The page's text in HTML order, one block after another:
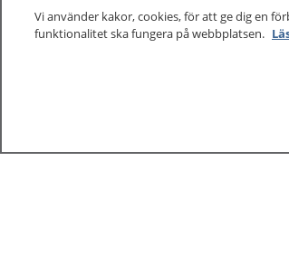
Vi använder kakor, cookies, för att ge dig en
funktionalitet ska fungera på webbplatsen.